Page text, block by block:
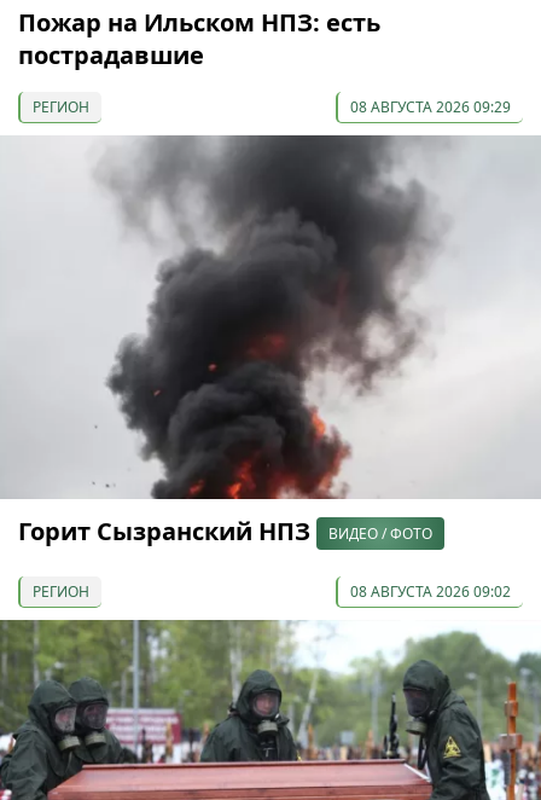
Пожар на Ильском НПЗ: есть
пострадавшие
РЕГИОН 08 АВГУСТА 2026 09:29
Горит Сызранский НПЗ ВИДЕО / ФОТО
РЕГИОН 08 АВГУСТА 2026 09:02